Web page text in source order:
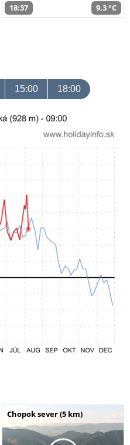
18:37 9,3 °C
15:00 18:00
Chopok sever (5 km)